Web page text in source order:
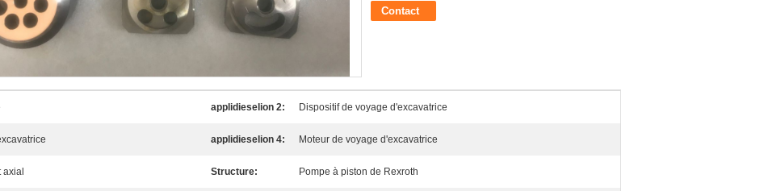
Contact
applidieselion 2: Dispositif de voyage d'excavatrice
applidieselion 4: Moteur de voyage d'excavatrice
axial Structure: Pompe à piston de Rexroth